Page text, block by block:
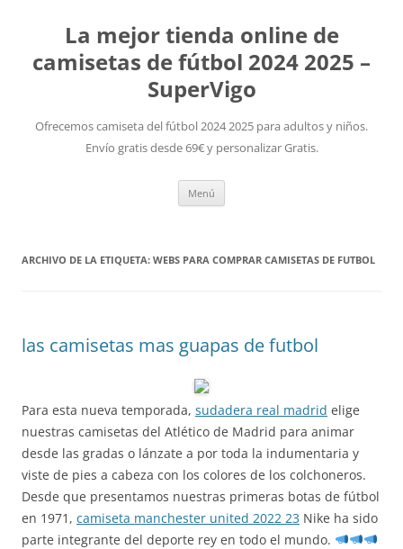
La mejor tienda online de
camisetas de fútbol 2024 2025 –
SuperVigo
Ofrecemos camiseta del fútbol 2024 2025 para adultos y niños.
Envío gratis desde 69€ y personalizar Gratis.
Menú
ARCHIVO DE LA ETIQUETA: WEBS PARA COMPRAR CAMISETAS DE FUTBOL
las camisetas mas guapas de futbol
Para esta nueva temporada, sudadera real madrid elige
nuestras camisetas del Atlético de Madrid para animar
desde las gradas o lánzate a por toda la indumentaria y
viste de pies a cabeza con los colores de los colchoneros.
Desde que presentamos nuestras primeras botas de fútbol
en 1971, camiseta manchester united 2022 23 Nike ha sido
parte integrante del deporte rey en todo el mundo.